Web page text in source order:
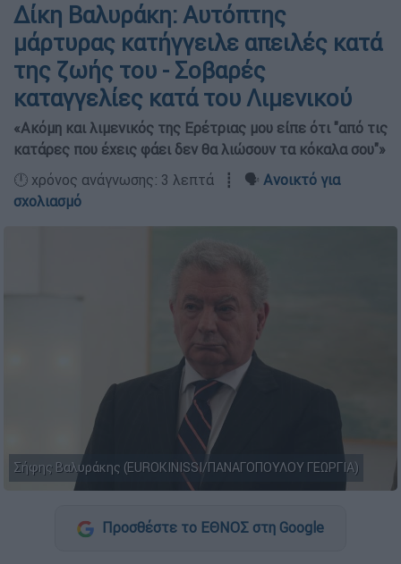
Δίκη Βαλυράκη: Αυτόπτης
μάρτυρας κατήγγειλε απειλές κατά
της ζωής του - Σοβαρές
καταγγελίες κατά του Λιμενικού
«Ακόμη και λιμενικός της Ερέτριας μου είπε ότι "από τις
κατάρες που έχεις φάει δεν θα λιώσουν τα κόκαλα σου"»
🕛 χρόνος ανάγνωσης: 3 λεπτά ┋ 🗣️ Ανοικτό για
σχολιασμό
Σήφης Βαλυράκης (EUROKINISSI/ΠΑΝΑΓΟΠΟΥΛΟΥ ΓΕΩΡΓΙΑ)
Προσθέστε το ΕΘΝΟΣ στη Google